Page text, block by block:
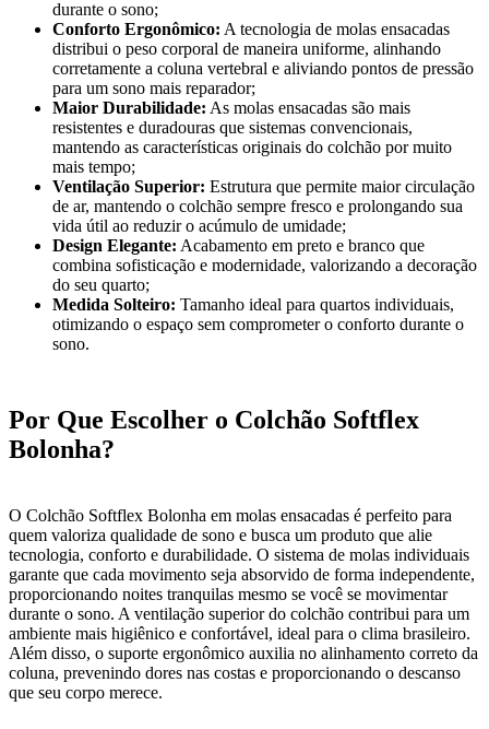
durante o sono;
Conforto Ergonômico: A tecnologia de molas ensacadas
distribui o peso corporal de maneira uniforme, alinhando
corretamente a coluna vertebral e aliviando pontos de pressão
para um sono mais reparador;
Maior Durabilidade: As molas ensacadas são mais
resistentes e duradouras que sistemas convencionais,
mantendo as características originais do colchão por muito
mais tempo;
Ventilação Superior: Estrutura que permite maior circulação
de ar, mantendo o colchão sempre fresco e prolongando sua
vida útil ao reduzir o acúmulo de umidade;
Design Elegante: Acabamento em preto e branco que
combina sofisticação e modernidade, valorizando a decoração
do seu quarto;
Medida Solteiro: Tamanho ideal para quartos individuais,
otimizando o espaço sem comprometer o conforto durante o
sono.
Por Que Escolher o Colchão Softflex
Bolonha?
O Colchão Softflex Bolonha em molas ensacadas é perfeito para
quem valoriza qualidade de sono e busca um produto que alie
tecnologia, conforto e durabilidade. O sistema de molas individuais
garante que cada movimento seja absorvido de forma independente,
proporcionando noites tranquilas mesmo se você se movimentar
durante o sono. A ventilação superior do colchão contribui para um
ambiente mais higiênico e confortável, ideal para o clima brasileiro.
Além disso, o suporte ergonômico auxilia no alinhamento correto da
coluna, prevenindo dores nas costas e proporcionando o descanso
que seu corpo merece.